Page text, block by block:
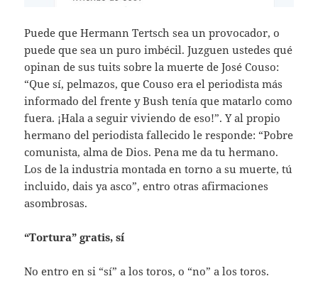
Puede que Hermann Tertsch sea un provocador, o
puede que sea un puro imbécil. Juzguen ustedes qué
opinan de sus tuits sobre la muerte de José Couso:
“Que sí, pelmazos, que Couso era el periodista más
informado del frente y Bush tenía que matarlo como
fuera. ¡Hala a seguir viviendo de eso!”. Y al propio
hermano del periodista fallecido le responde: “Pobre
comunista, alma de Dios. Pena me da tu hermano.
Los de la industria montada en torno a su muerte, tú
incluido, dais ya asco”, entro otras afirmaciones
asombrosas.
“Tortura” gratis, sí
No entro en si “sí” a los toros, o “no” a los toros.